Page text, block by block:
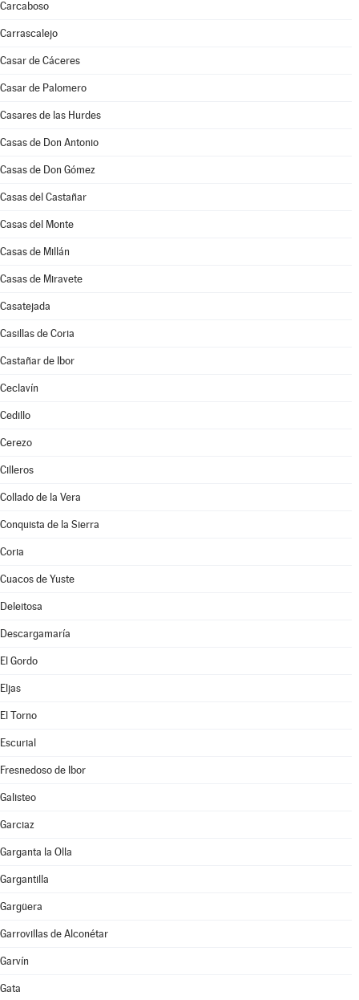
Carcaboso
Carrascalejo
Casar de Cáceres
Casar de Palomero
Casares de las Hurdes
Casas de Don Antonio
Casas de Don Gómez
Casas del Castañar
Casas del Monte
Casas de Millán
Casas de Miravete
Casatejada
Casillas de Coria
Castañar de Ibor
Ceclavín
Cedillo
Cerezo
Cilleros
Collado de la Vera
Conquista de la Sierra
Coria
Cuacos de Yuste
Deleitosa
Descargamaría
El Gordo
Eljas
El Torno
Escurial
Fresnedoso de Ibor
Galisteo
Garciaz
Garganta la Olla
Gargantilla
Gargüera
Garrovillas de Alconétar
Garvín
Gata